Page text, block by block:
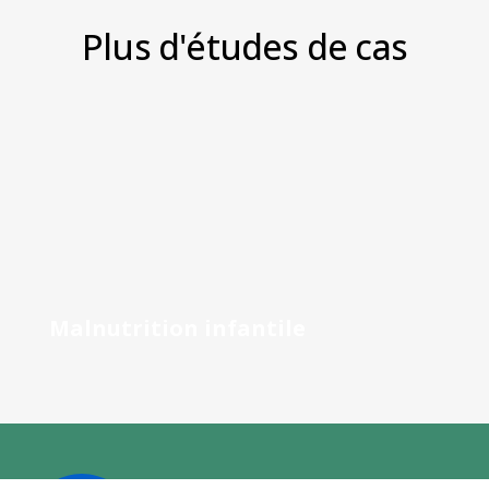
Plus d'études de cas